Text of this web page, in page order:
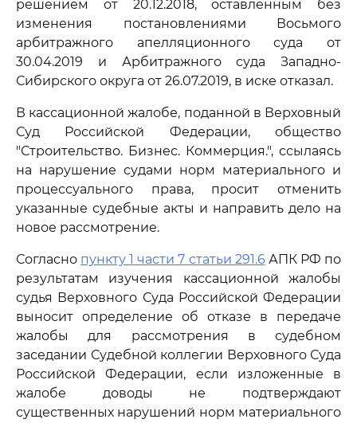
решением от 20.12.2018, оставленным без
изменения постановлениями Восьмого
арбитражного апелляционного суда от
30.04.2019 и Арбитражного суда Западно-
Сибирского округа от 26.07.2019, в иске отказал.
В кассационной жалобе, поданной в Верховный
Суд Российской Федерации, общество
"Строительство. Бизнес. Коммерция.", ссылаясь
на нарушение судами норм материального и
процессуального права, просит отменить
указанные судебные акты и направить дело на
новое рассмотрение.
Согласно пункту 1 части 7 статьи 291.6АПК РФ по
результатам изучения кассационной жалобы
судья Верховного Суда Российской Федерации
выносит определение об отказе в передаче
жалобы для рассмотрения в судебном
заседании Судебной коллегии Верховного Суда
Российской Федерации, если изложенные в
жалобе доводы не подтверждают
существенных нарушений норм материального